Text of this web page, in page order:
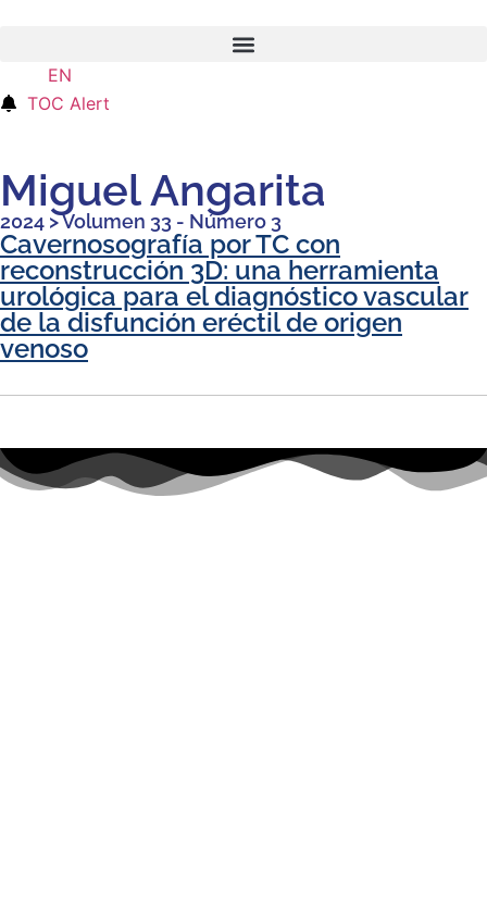
EN
TOC Alert
Miguel Angarita
2024 >Volumen 33 - Número 3
Cavernosografía por TC con
reconstrucción 3D: una herramienta
urológica para el diagnóstico vascular
de la disfunción eréctil de origen
venoso